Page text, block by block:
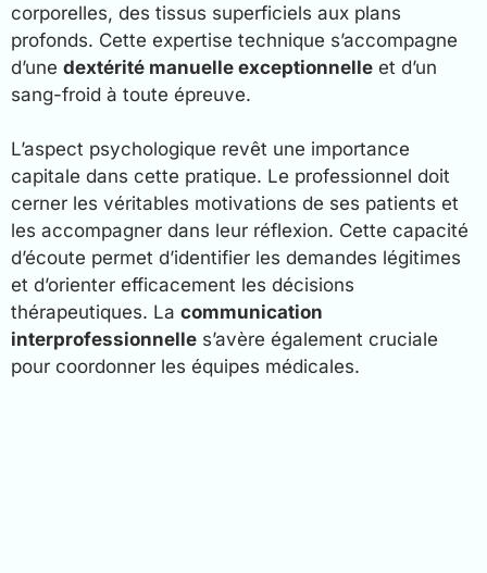
corporelles, des tissus superficiels aux plans
profonds. Cette expertise technique s’accompagne
d’une dextérité manuelle exceptionnelle et d’un
sang-froid à toute épreuve.
L’aspect psychologique revêt une importance
capitale dans cette pratique. Le professionnel doit
cerner les véritables motivations de ses patients et
les accompagner dans leur réflexion. Cette capacité
d’écoute permet d’identifier les demandes légitimes
et d’orienter efficacement les décisions
thérapeutiques. La communication
interprofessionnelle s’avère également cruciale
pour coordonner les équipes médicales.